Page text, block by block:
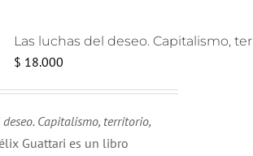
Las
$ 18.000
Capitalismo, territorio,
Guattari es un libro